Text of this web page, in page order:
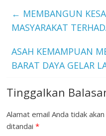
← MEMBANGUN
MASYARAKAT
ASAH KEMAMPUAN
BARAT DAYA GELAR
Tinggalkan
Alamat email Anda tidak
ditandai*